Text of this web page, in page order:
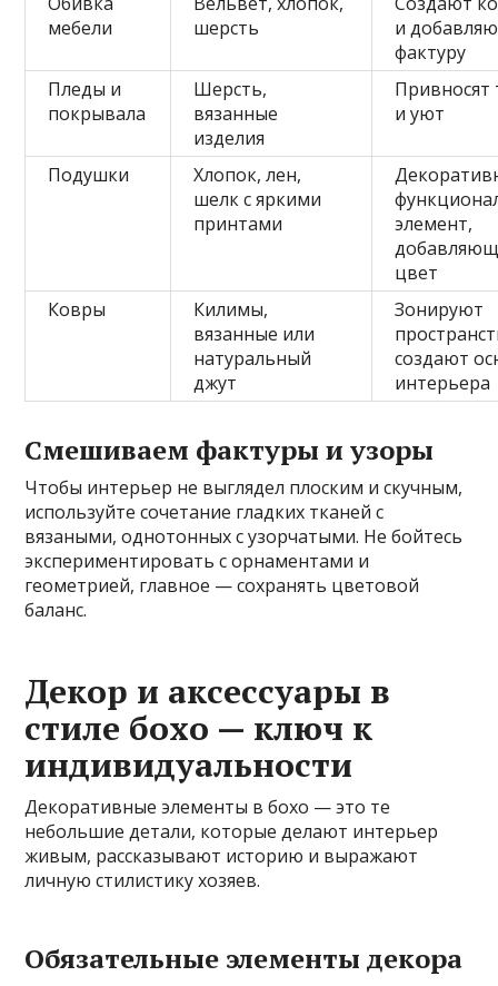
мебели
шерсть
и
фактуру
Пледы и
покрывала
Шерсть,
вязанные
изделия
Привносят
и уют
Подушки
Хлопок, лен,
шелк с яркими
принтами
элемент,
цвет
Ковры
Килимы,
вязанные или
натуральный
джут
Зонируют
создают
интерьера
Смешиваем фактуры и узоры
Чтобы интерьер не выглядел плоским и скучным,
используйте сочетание гладких тканей с
вязаными, однотонных с узорчатыми. Не бойтесь
экспериментировать с орнаментами и
геометрией, главное — сохранять цветовой
баланс.
Декор и аксессуары в
стиле бохо — ключ к
индивидуальности
Декоративные элементы в бохо — это те
небольшие детали, которые делают интерьер
живым, рассказывают историю и выражают
личную стилистику хозяев.
Обязательные элементы декора